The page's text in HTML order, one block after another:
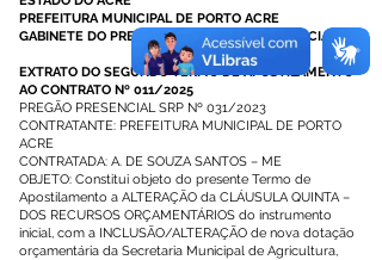
PREFEITURA MUNICIPAL DE PORTO ACRE
GABINETE DO PREFEITO E COMUNICAÇÃO SOCIAL
EXTRATO DO SEGUNDO TERMO DE APOSTILAMENTO
AO CONTRATO Nº 011/2025
PREGÃO PRESENCIAL SRP Nº 031/2023
CONTRATANTE: PREFEITURA MUNICIPAL DE PORTO
ACRE
CONTRATADA: A. DE SOUZA SANTOS – ME
OBJETO: Constitui objeto do presente Termo de
Apostilamento a ALTERAÇÃO da CLÁUSULA QUINTA –
DOS RECURSOS ORÇAMENTÁRIOS do instrumento
inicial, com a INCLUSÃO/ALTERAÇÃO de nova dotação
orçamentária da Secretaria Municipal de Agricultura,